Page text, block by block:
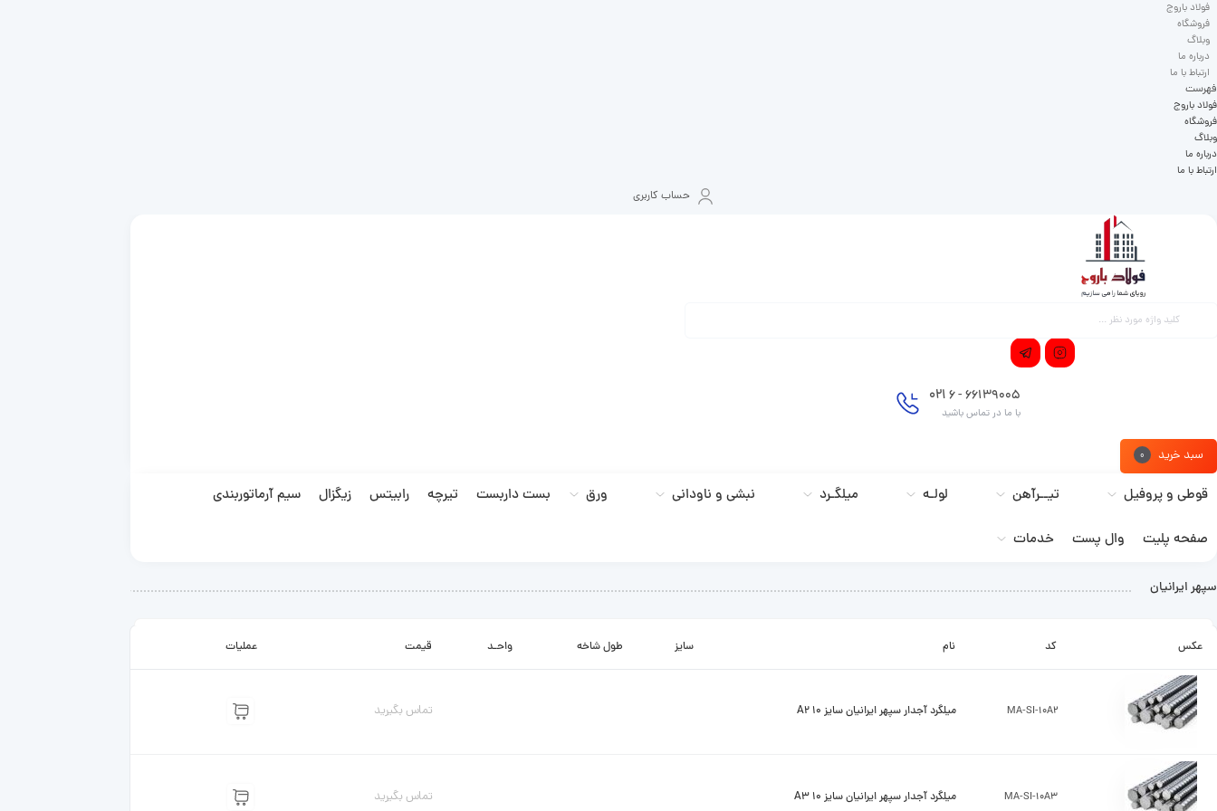
فولاد باروج
فروشگاه
وبلاگ
درباره ما
ارتباط با ما
فهرست
فولاد باروج
فروشگاه
وبلاگ
درباره ما
ارتباط با ما
حساب کاربری
66139005 - 6
021
با ما در تماس باشید
سبد خرید 0
قوطی و پروفیل تیــرآهن لولـه میلگـرد نبشی و ناودانی ورق بست داربست تیرچه رابیتس زیگزال سیم آرماتوربندی
صفحه پلیت وال پست خدمات
سپهر ایرانیان
عکس کد نام سایز طول شاخه واحـد قیمت عملیات
MA-SI-10A2 میلگرد آجدار سپهر ایرانیان سایز 10 A2 تماس بگیرید
MA-SI-10A3 میلگرد آجدار سپهر ایرانیان سایز 10 A3 تماس بگیرید